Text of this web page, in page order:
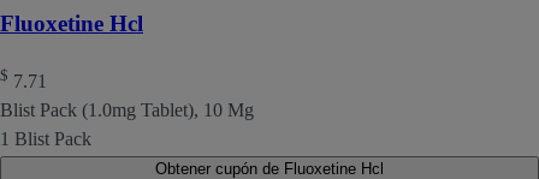
Fluoxetine Hcl
$ 7.71
Blist Pack (1.0mg Tablet), 10 Mg
1 Blist Pack